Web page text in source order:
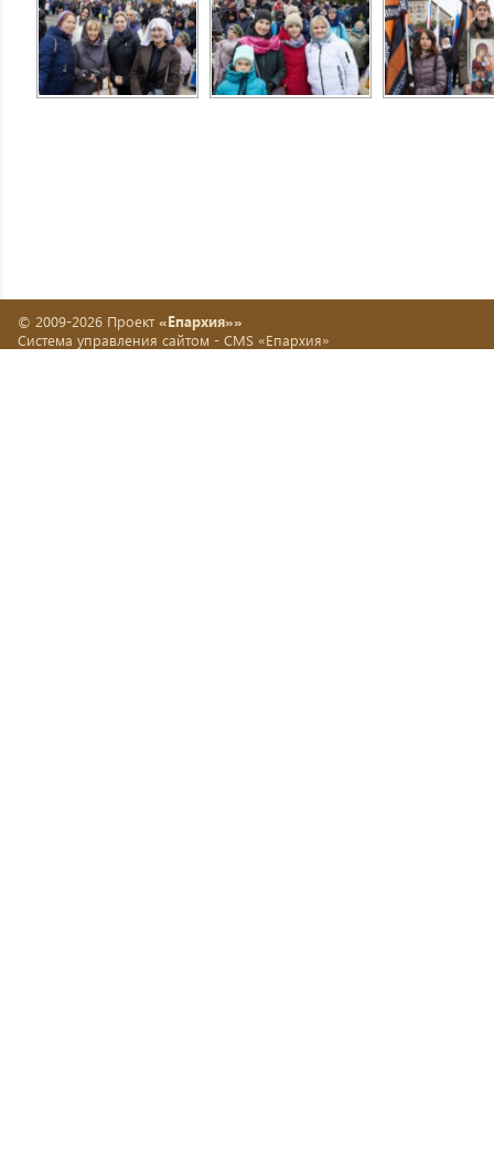
© 2009-2026 Проект «Епархия»»
Система управления сайтом - CMS «Епархия»